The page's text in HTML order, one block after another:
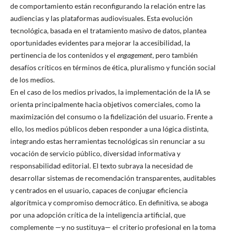
de comportamiento están reconfigurando la relación entre las
audiencias y las plataformas audiovisuales. Esta evolución
tecnológica, basada en el tratamiento masivo de datos, plantea
oportunidades evidentes para mejorar la accesibilidad, la
pertinencia de los contenidos y el engagement, pero también
desafíos críticos en términos de ética, pluralismo y función social
de los medios.
En el caso de los medios privados, la implementación de la IA se
orienta principalmente hacia objetivos comerciales, como la
maximización del consumo o la fidelización del usuario. Frente a
ello, los medios públicos deben responder a una lógica distinta,
integrando estas herramientas tecnológicas sin renunciar a su
vocación de servicio público, diversidad informativa y
responsabilidad editorial. El texto subraya la necesidad de
desarrollar sistemas de recomendación transparentes, auditables
y centrados en el usuario, capaces de conjugar eficiencia
algorítmica y compromiso democrático. En definitiva, se aboga
por una adopción crítica de la inteligencia artificial, que
complemente —y no sustituya— el criterio profesional en la toma